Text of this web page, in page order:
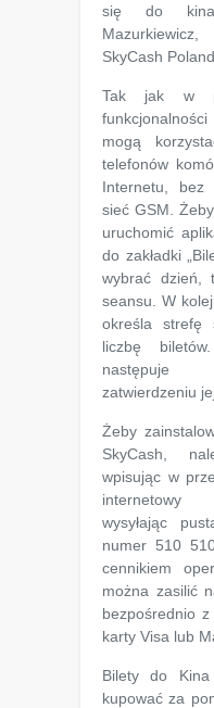
się do
SkyCash
Tak jak w
funkcjonalności
mogą
telefonów
Internetu,
sieć GSM.
uruchomić
do zakładki
wybrać dzień,
seansu. W
określa strefę
liczbę
następuje
zatwierdzeniu
Żeby
SkyCash,
wpisując w
internetowy
wysyłając
numer 510
cennikiem
można zasilić
bezpośrednio z
karty Visa lub
Bilety do
kupować za